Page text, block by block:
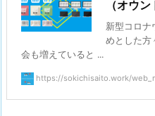
（オウ
新型コロナ
めとした方
会も増えていると ...
https://sokichisaito.work/